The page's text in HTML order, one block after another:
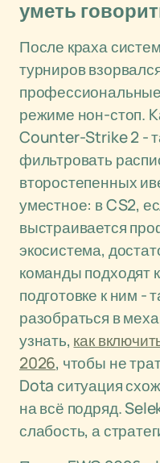
уметь
После краха
турниров
режиме нон-стоп.
Counter-Strike 2 -
фильтровать
второстепенных
уместное: в CS2,
выстраивается
экосистема,
команды подходят
подготовке к ним -
разобраться в
узнать, как
2026, чтобы не
Dota ситуация
на всё подряд.
слабость, а